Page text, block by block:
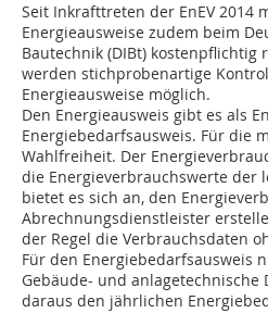
Seit Inkrafttreten der EnEV 2014
Energieausweise zudem beim
Bautechnik (DIBt) kostenpflichtig
werden stichprobenartige
Energieausweise möglich.
Den Energieausweis gibt es als
Energiebedarfsausweis. Für die
Wahlfreiheit. Der
die Energieverbrauchswerte der
bietet es sich an, den
Abrechnungsdienstleister
der Regel die Verbrauchsdaten
Für den Energiebedarfsausweis
Gebäude- und
daraus den jährlichen